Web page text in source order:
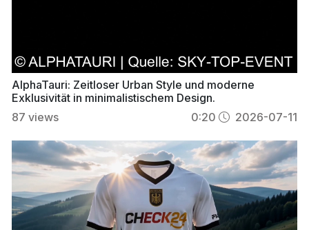
AlphaTauri: Zeitloser Urban Style und moderne
Exklusivität in minimalistischem Design.
87 views 0:20 2026-07-11